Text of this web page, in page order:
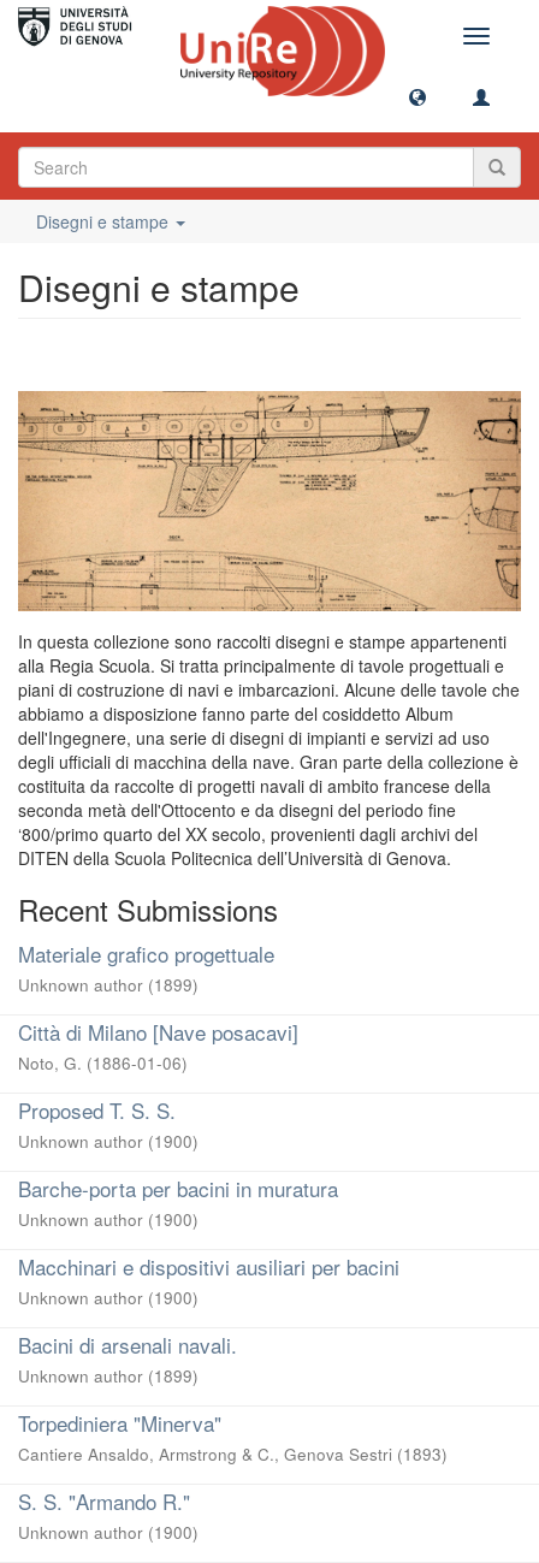
Toggle
Disegni e stampe
Disegni e stampe
In questa collezione sono raccolti disegni e stampe appartenenti
alla Regia Scuola. Si tratta principalmente di tavole progettuali e
piani di costruzione di navi e imbarcazioni. Alcune delle tavole che
abbiamo a disposizione fanno parte del cosiddetto Album
dell'Ingegnere, una serie di disegni di impianti e servizi ad uso
degli ufficiali di macchina della nave. Gran parte della collezione è
costituita da raccolte di progetti navali di ambito francese della
seconda metà dell'Ottocento e da disegni del periodo fine
‘800/primo quarto del XX secolo, provenienti dagli archivi del
DITEN della Scuola Politecnica dell’Università di Genova.
Recent Submissions
Materiale grafico progettuale
Unknown author (1899)
Città di Milano [Nave posacavi]
Noto, G. (1886-01-06)
Proposed T. S. S.
Unknown author (1900)
Barche-porta per bacini in muratura
Unknown author (1900)
Macchinari e dispositivi ausiliari per bacini
Unknown author (1900)
Bacini di arsenali navali.
Unknown author (1899)
Torpediniera "Minerva"
Cantiere Ansaldo, Armstrong & C., Genova Sestri (1893)
S. S. "Armando R."
Unknown author (1900)